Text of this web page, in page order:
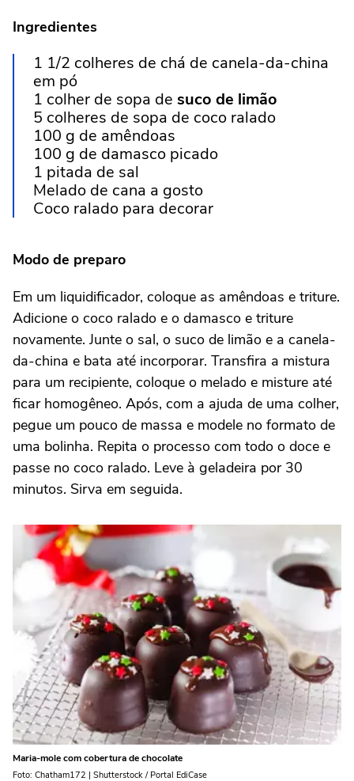
Ingredientes
1 1/2 colheres de chá de canela-da-china
em pó
1 colher de sopa de suco de limão
5 colheres de sopa de coco ralado
100 g de amêndoas
100 g de damasco picado
1 pitada de sal
Melado de cana a gosto
Coco ralado para decorar
Modo de preparo
Em um liquidificador, coloque as amêndoas e triture.
Adicione o coco ralado e o damasco e triture
novamente. Junte o sal, o suco de limão e a canela-
da-china e bata até incorporar. Transfira a mistura
para um recipiente, coloque o melado e misture até
ficar homogêneo. Após, com a ajuda de uma colher,
pegue um pouco de massa e modele no formato de
uma bolinha. Repita o processo com todo o doce e
passe no coco ralado. Leve à geladeira por 30
minutos. Sirva em seguida.
Maria-mole com cobertura de chocolate
Foto: Chatham172 | Shutterstock / Portal EdiCase